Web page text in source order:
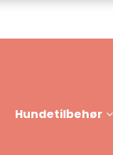
Hundetilbehør